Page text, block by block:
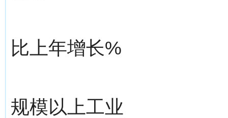
比上年增长%
规模以上工业